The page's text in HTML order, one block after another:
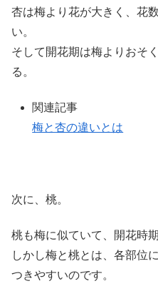
杏は梅より花が大きく、花
い。
そして開花期は梅よりおそ
る。
関連記事
梅と杏の違いとは
次に、桃。
桃も梅に似ていて、開花時期
しかし梅と桃とは、各部位
つきやすいのです。